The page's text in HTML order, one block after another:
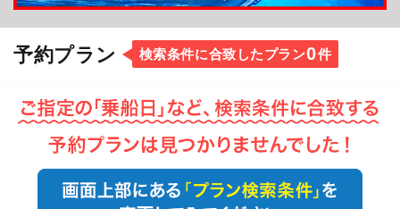
予約プラン 検索条件に合致したプラン0件